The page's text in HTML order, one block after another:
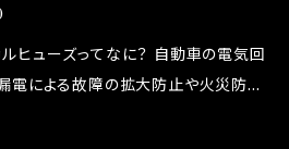
しております。
抗低減効果により、このような効果を
。 ・アクセルレスポンスの向上 ・アイ
定化（静粛性UP） ・ターボ車のターボ
2.金属部分が露出している為、空気
てしまう。 3.金属プレートが接触する
ヒューズってなに？ 自動車の電気回
電による故障の拡大防止や火災防止